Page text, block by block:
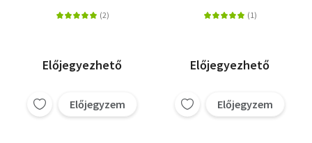
Előjegyezhető
Előjegyzem
zsákutcájából
Előjegyezhető
Előjegyzem